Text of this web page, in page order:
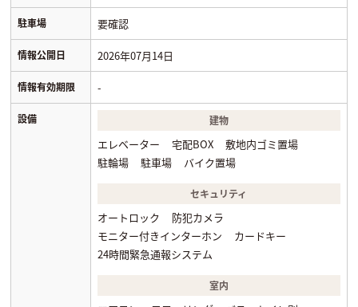
駐車場 要確認
情報公開日 2026年07月14日
情報有効期限 -
設備 建物
エレベーター 宅配BOX
敷地内ゴミ置場
駐輪場
駐車場 バイク置場
セキュリティ
オートロック
防犯カメラ
モニター付きインターホン
カードキー
24時間緊急通報システム
室内